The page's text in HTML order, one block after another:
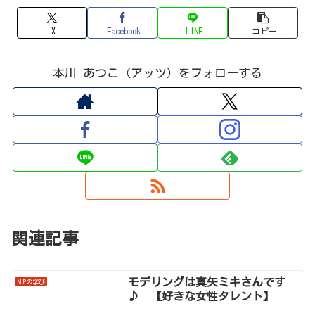
X Facebook LINE コピー
本川 あつこ（アッツ）をフォローする
関連記事
NLPの学び
モデリングは真矢ミキさんです
♪ 【好きな女性タレント】